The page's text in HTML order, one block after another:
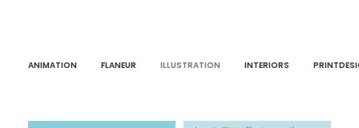
ANIMATION FLANEUR ILLUSTRATION INTERIORS